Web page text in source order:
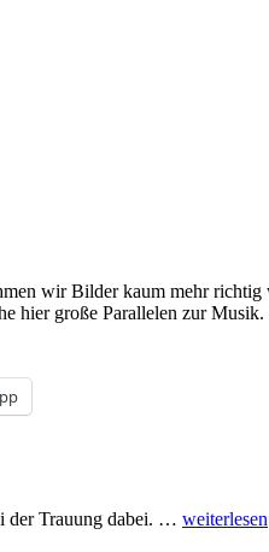
wir Bilder kaum mehr
hier große Parallelen zur
der Trauung dabei. … weiterlesen